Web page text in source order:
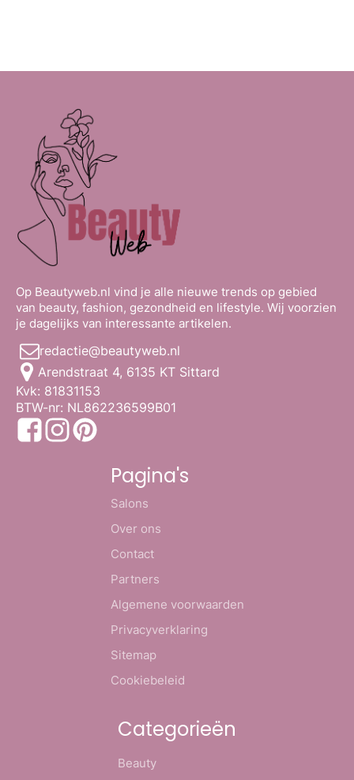
Op Beautyweb.nl vind je alle nieuwe trends op gebied
van beauty, fashion, gezondheid en lifestyle. Wij voorzien
je dagelijks van interessante artikelen.
redactie@beautyweb.nl
Arendstraat 4, 6135 KT Sittard
Kvk: 81831153
BTW-nr: NL862236599B01
Pagina's
Salons
Over ons
Contact
Partners
Algemene voorwaarden
Privacyverklaring
Sitemap
Cookiebeleid
Categorieën
Beauty